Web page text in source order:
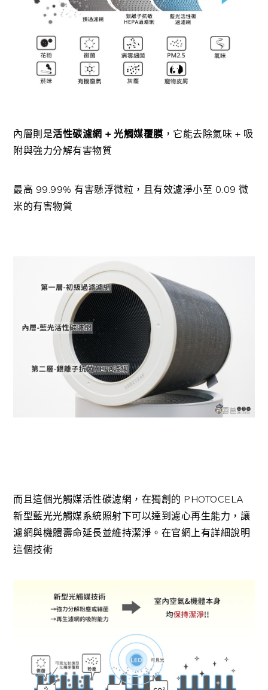
內層則是活性碳濾網 + 光觸媒覆膜 ，它能去除氣味 + 吸
附與強力分解有害物質
最高 99.99% 有害懸浮微粒，且有效濾淨小至 0.09 微
米的有害物質
而且這個光觸媒活性碳濾網，在獨創的 PHOTOCELA
新型藍光光觸媒系統照射下可以達到濾心再生能力，讓
濾網與機體壽命延長並維持潔淨。在官網上有詳細說明
這個技術